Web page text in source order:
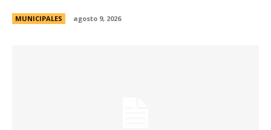
MUNICIPALES agosto 9, 2026